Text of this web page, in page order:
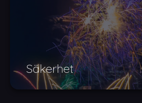
Säkerhet